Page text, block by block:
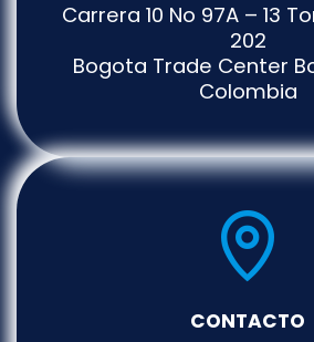
Carrera 10 No 97A – 13
202
Bogota Trade Center
Colombia
CONTACTO